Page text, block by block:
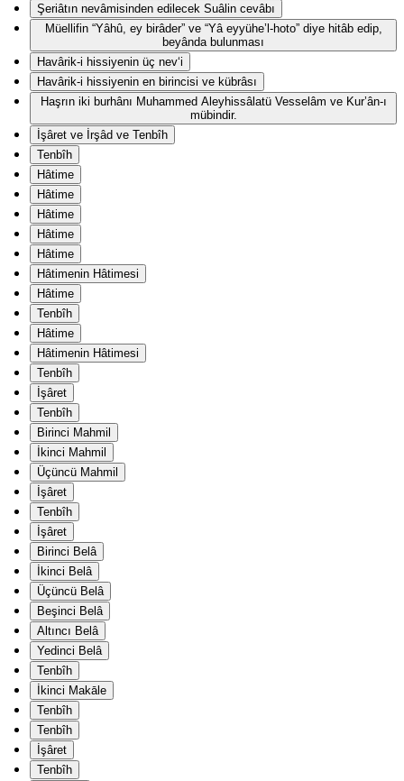
Şeriâtın nevâmisinden edilecek Suâlin cevâbı
Müellifin “Yâhû, ey birâder” ve “Yâ eyyühe’l-hoto” diye hitâb edip,
beyânda bulunması
Havârik-i hissiyenin üç nev‘i
Havârik-i hissiyenin en birincisi ve kübrâsı
Haşrın iki burhânı Muhammed Aleyhissâlatü Vesselâm ve Kur’ân-ı
mübindir.
İşâret ve İrşâd ve Tenbîh
Tenbîh
Hâtime
Hâtime
Hâtime
Hâtime
Hâtime
Hâtimenin Hâtimesi
Hâtime
Tenbîh
Hâtime
Hâtimenin Hâtimesi
Tenbîh
İşâret
Tenbîh
Birinci Mahmil
İkinci Mahmil
Üçüncü Mahmil
İşâret
Tenbîh
İşâret
Birinci Belâ
İkinci Belâ
Üçüncü Belâ
Beşinci Belâ
Altıncı Belâ
Yedinci Belâ
Tenbîh
İkinci Makāle
Tenbîh
Tenbîh
İşâret
Tenbîh